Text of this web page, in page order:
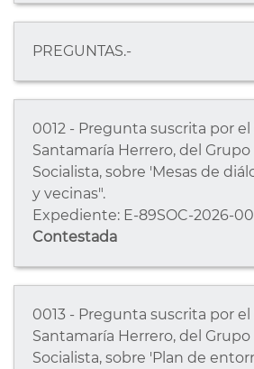
PREGUNTAS.-
0012 - Pregunta suscrita por el
Santamaría Herrero, del Grupo
Socialista, sobre 'Mesas de
y vecinas".
Expediente: E-89SOC-2026-
Contestada
0013 - Pregunta suscrita por el
Santamaría Herrero, del Grupo
Socialista, sobre 'Plan de